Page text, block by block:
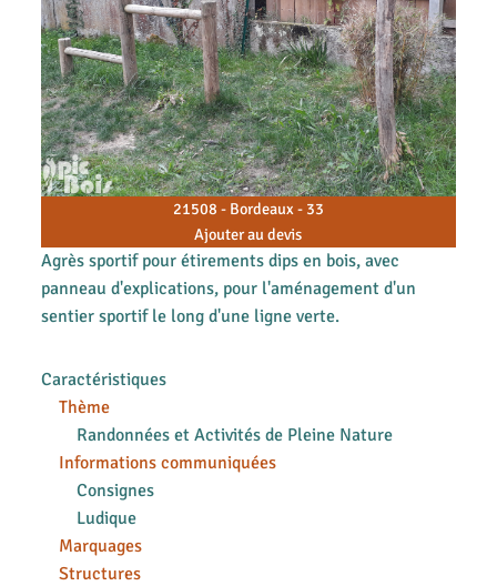
21508 - Bordeaux - 33
Ajouter au devis
Agrès sportif pour étirements dips en bois, avec
panneau d'explications, pour l'aménagement d'un
sentier sportif le long d'une ligne verte.
Caractéristiques
Thème
Randonnées et Activités de Pleine Nature
Informations communiquées
Consignes
Ludique
Marquages
Structures